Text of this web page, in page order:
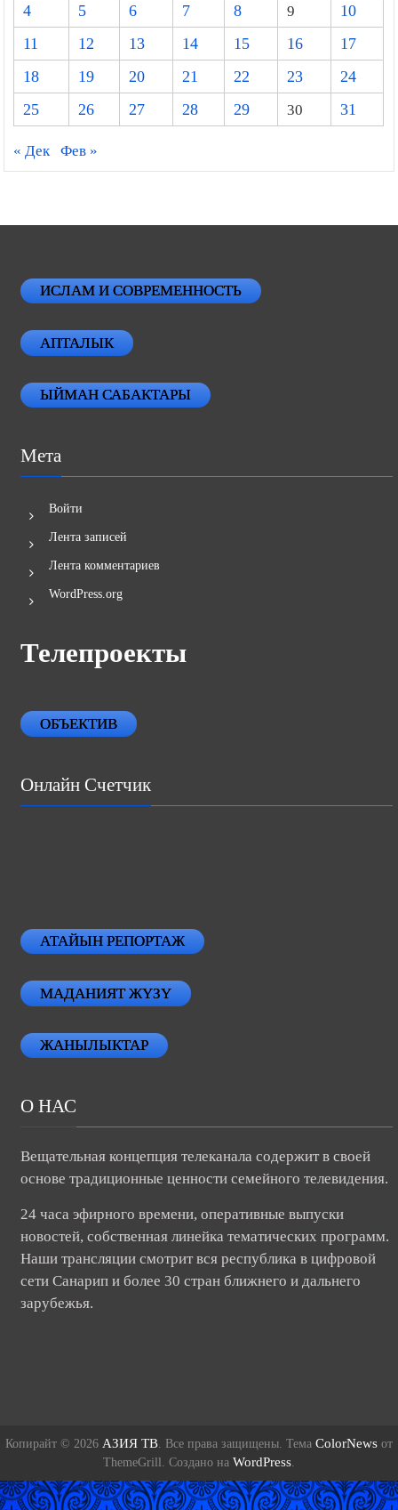
4
5 6 7 8 9
10
11
12 13 14 15 16
17
18
19 20 21 22 23
24
25
26 27 28 29 30 31
« Дек Фев »
ИСЛАМ И СОВРЕМЕННОСТЬ
АПТАЛЫК
ЫЙМАН САБАКТАРЫ
Мета
Войти
Лента записей
Лента комментариев
WordPress.org
Телепроекты
ОБЪЕКТИВ
Онлайн Счетчик
АТАЙЫН РЕПОРТАЖ
МАДАНИЯТ ЖҮЗҮ
ЖАНЫЛЫКТАР
О НАС
Вещательная концепция телеканала содержит в своей
основе традиционные ценности семейного телевидения.
24 часа эфирного времени, оперативные выпуски
новостей, собственная линейка тематических программ.
Наши трансляции смотрит вся республика в цифровой
сети Санарип и более 30 стран ближнего и дальнего
зарубежья.
Копирайт © 2026 АЗИЯ ТВ. Все права защищены. Тема ColorNews от
ThemeGrill. Создано на WordPress.